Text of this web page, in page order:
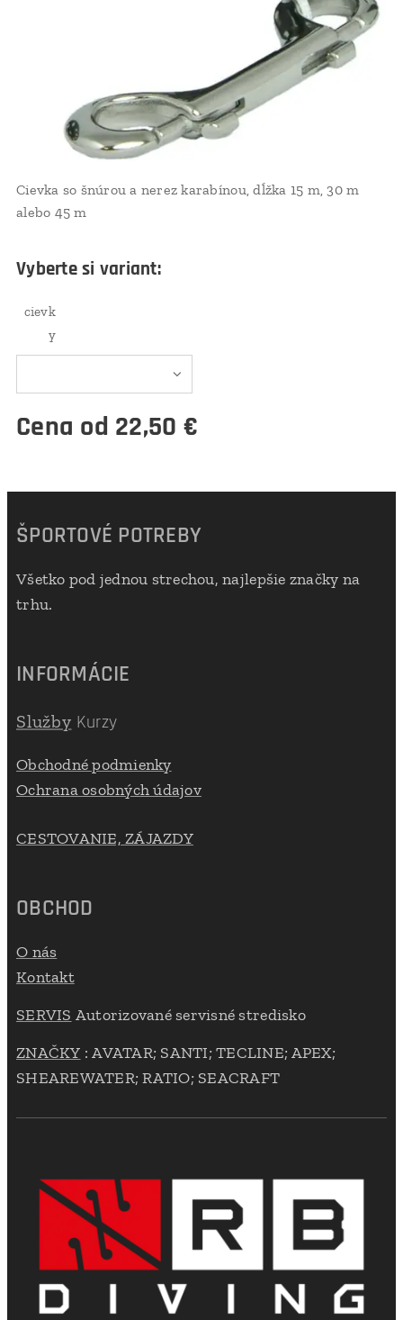
Cievka so šnúrou a nerez karabínou, dĺžka 15 m, 30 m
alebo 45 m
Vyberte si variant:
cievk
y
Cena od 22,50 €
ŠPORTOVÉ POTREBY
Všetko pod jednou strechou, najlepšie značky na
trhu.
INFORMÁCIE
Služby Kurzy
Obchodné podmienky
Ochrana osobných údajov
CESTOVANIE, ZÁJAZDY
OBCHOD
O nás
Kontakt
SERVIS Autorizované servisné stredisko
ZNAČKY : AVATAR; SANTI; TECLINE; APEX;
SHEAREWATER; RATIO; SEACRAFT